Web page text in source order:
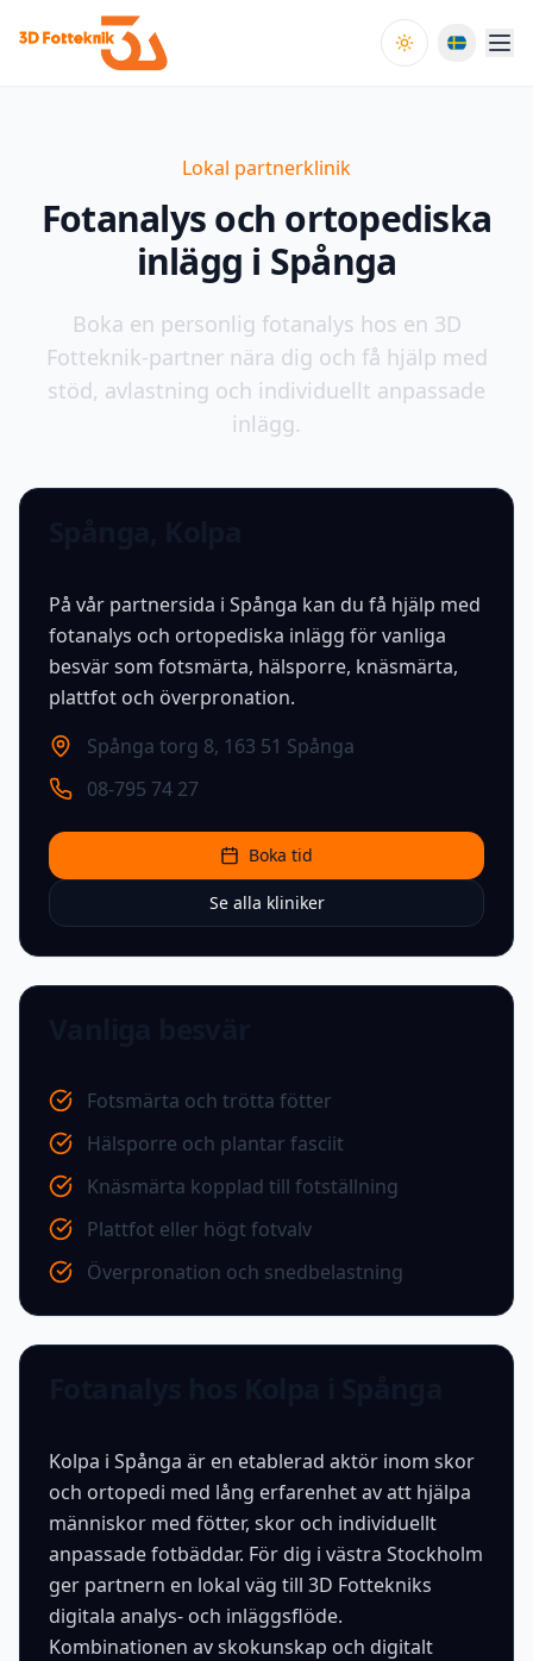
Toggle theme
Lokal partnerklinik
Fotanalys och ortopediska
inlägg i Spånga
Boka en personlig fotanalys hos en 3D
Fotteknik-partner nära dig och få hjälp med
stöd, avlastning och individuellt anpassade
inlägg.
På vår partnersida i Spånga kan du få hjälp med
fotanalys och ortopediska inlägg för vanliga
besvär som fotsmärta, hälsporre, knäsmärta,
plattfot och överpronation.
Spånga torg 8, 163 51 Spånga
08-795 74 27
Boka tid
Se alla kliniker
Fotsmärta och trötta fötter
Hälsporre och plantar fasciit
Knäsmärta kopplad till fotställning
Plattfot eller högt fotvalv
Överpronation och snedbelastning
Kolpa i Spånga är en etablerad aktör inom skor
och ortopedi med lång erfarenhet av att hjälpa
människor med fötter, skor och individuellt
anpassade fotbäddar. För dig i västra Stockholm
ger partnern en lokal väg till 3D Fottekniks
digitala analys- och inläggsflöde.
Kombinationen av skokunskap och digitalt